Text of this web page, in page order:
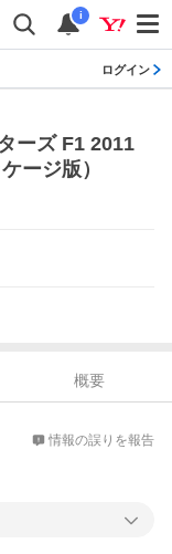
i
ログイン
ーズ F1 2011
ージ版）
概要
情報の誤りを報告